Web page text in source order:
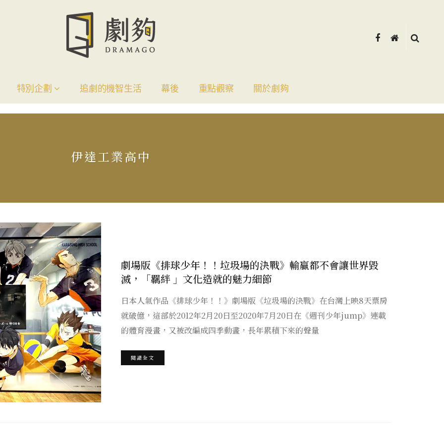
特別企劃 追劇的機智生活 幕後 重點觀察 關於劇夠
伊達工業高中
劇場版《排球少年！！垃圾場的決戰》輸贏都不會讓世界毀
滅，「羈絆 」文化造就的魅力細節
日本人氣作品《排球少年！！》劇場版《垃圾場的決戰》在台灣上映8天票房
就破億，這部於2012年2月20日至2020年7月20日在《週刊少年jump》連載
的體育漫畫，又被改編成四季動畫，長年累積下來的聲量
閱讀全文